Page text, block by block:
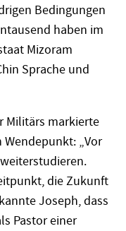
Bedingungen
haben im
Mizoram
Sprache und
Militärs markierte
„Vor
die Zukunft
Joseph, dass
Pastor einer